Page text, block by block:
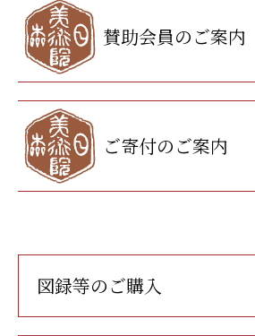
賛助会員のご案内
ご寄付のご案内
図録等のご購入